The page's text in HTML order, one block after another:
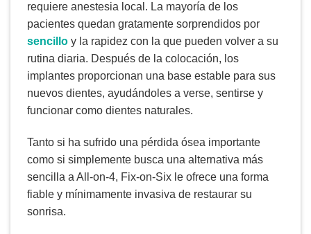
requiere anestesia local. La mayoría de los
pacientes quedan gratamente sorprendidos por
sencillo y la rapidez con la que pueden volver a su
rutina diaria. Después de la colocación, los
implantes proporcionan una base estable para sus
nuevos dientes, ayudándoles a verse, sentirse y
funcionar como dientes naturales.
Tanto si ha sufrido una pérdida ósea importante
como si simplemente busca una alternativa más
sencilla a All-on-4, Fix-on-Six le ofrece una forma
fiable y mínimamente invasiva de restaurar su
sonrisa.